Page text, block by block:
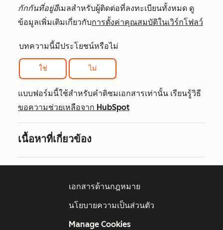
กักกันที่อยู่อีเมลสำหรับผู้ติดต่อที่ลงทะเบียนทั้งหมด ดู
ข้อมูลเพิ่มเติมเกี่ยวกับการตั้งค่าคุณสมบัติในเวิร์กโฟลว์
บทความนี้มีประโยชน์หรือไม่
ใช่ ไม่
แบบฟอร์มนี้ใช้สำหรับคำติชมเอกสารเท่านั้น เรียนรู้วิธี
ขอความช่วยเหลือจาก HubSpot
เนื้อหาที่เกี่ยวข้อง
เอกสารด้านกฎหมาย
นโยบายความเป็นส่วนตัว
Manage Cookies